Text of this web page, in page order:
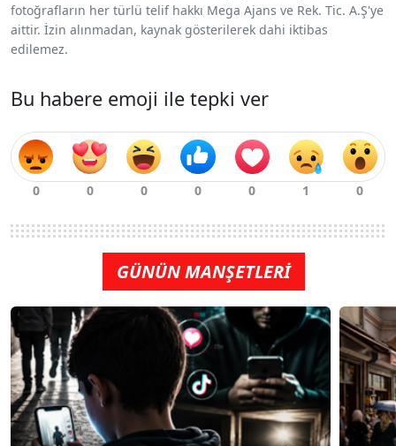
fotoğrafların her türlü telif hakkı Mega Ajans ve Rek. Tic. A.Ş'ye
aittir. İzin alınmadan, kaynak gösterilerek dahi iktibas
edilemez.
Bu habere emoji ile tepki ver
GÜNÜN MANŞETLERİ